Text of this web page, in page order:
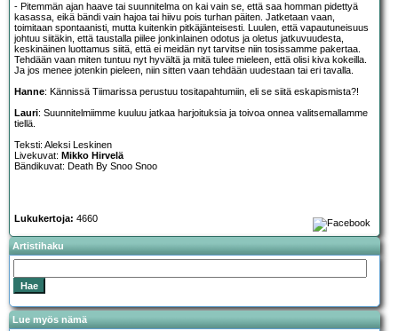
- Pitemmän ajan haave tai suunnitelma on kai vain se, että saa homman pidettyä
kasassa, eikä bändi vain hajoa tai hiivu pois turhan päiten. Jatketaan vaan,
toimitaan spontaanisti, mutta kuitenkin pitkäjänteisesti. Luulen, että vapautuneisuus
johtuu siitäkin, että taustalla piilee jonkinlainen odotus ja oletus jatkuvuudesta,
keskinäinen luottamus siitä, että ei meidän nyt tarvitse niin tosissamme pakertaa.
Tehdään vaan miten tuntuu nyt hyvältä ja mitä tulee mieleen, että olisi kiva kokeilla.
Ja jos menee jotenkin pieleen, niin sitten vaan tehdään uudestaan tai eri tavalla.
Hanne: Kännissä Tiimarissa perustuu tositapahtumiin, eli se siitä eskapismista?!
Lauri: Suunnitelmiimme kuuluu jatkaa harjoituksia ja toivoa onnea valitsemallamme
tiellä.
Teksti: Aleksi Leskinen
Livekuvat: Mikko Hirvelä
Bändikuvat: Death By Snoo Snoo
Lukukertoja: 4660
Artistihaku
Lue myös nämä